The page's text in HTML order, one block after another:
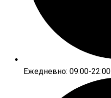
Ежедневно: 09:00-22:00